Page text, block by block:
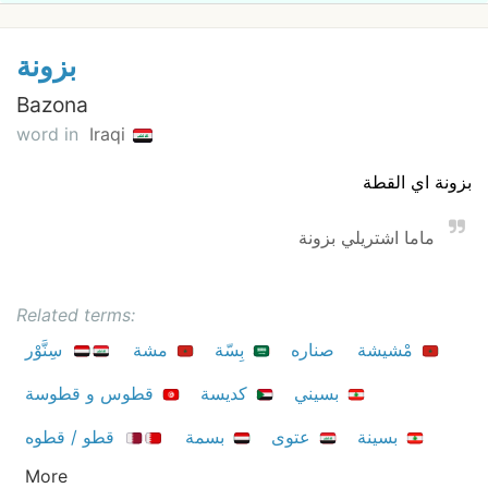
بزونة
Bazona
word in Iraqi
بزونة اي القطة
ماما اشتريلي بزونة
Related terms:
سِنَّوْر
مشة بِسّة صناره
مْشيشة
قطوس و قطوسة
كديسة
بسيني
قطو / قطوه
بسمة عتوی
بسينة
More